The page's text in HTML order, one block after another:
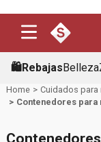
🛍️RebajasBelleza
Cuidados para
Contenedores para